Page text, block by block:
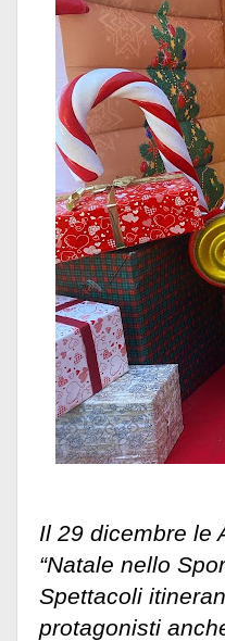
Il 29 dicembre le
“Natale nello
Spettacoli
protagonisti